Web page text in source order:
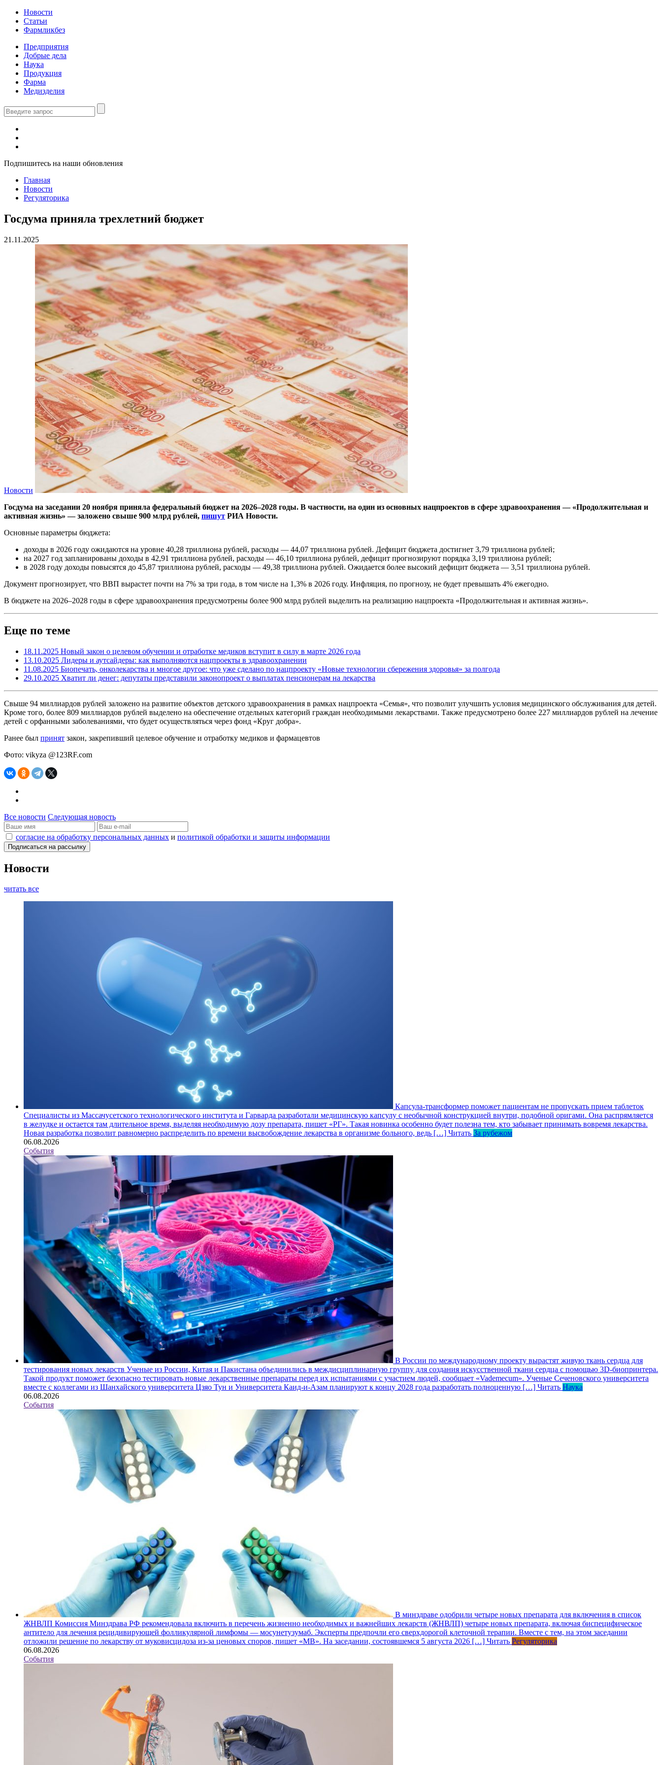
Новости
Статьи
Фармликбез
Предприятия
Добрые дела
Наука
Продукция
Фарма
Медизделия
Подпишитесь на наши обновления
Главная
Новости
Регуляторика
Госдума приняла трехлетний бюджет
21.11.2025
Новости
Госдума на заседании 20 ноября приняла федеральный бюджет на 2026–2028 годы. В частности, на один из основных нацпроектов в сфере здравоохранения — «Продолжительная и
активная жизнь» — заложено свыше 900 млрд рублей, пишут РИА Новости.
Основные параметры бюджета:
доходы в 2026 году ожидаются на уровне 40,28 триллиона рублей, расходы — 44,07 триллиона рублей. Дефицит бюджета достигнет 3,79 триллиона рублей;
на 2027 год запланированы доходы в 42,91 триллиона рублей, расходы — 46,10 триллиона рублей, дефицит прогнозируют порядка 3,19 триллиона рублей;
в 2028 году доходы повысятся до 45,87 триллиона рублей, расходы — 49,38 триллиона рублей. Ожидается более высокий дефицит бюджета — 3,51 триллиона рублей.
Документ прогнозирует, что ВВП вырастет почти на 7% за три года, в том числе на 1,3% в 2026 году. Инфляция, по прогнозу, не будет превышать 4% ежегодно.
В бюджете на 2026–2028 годы в сфере здравоохранения предусмотрены более 900 млрд рублей выделить на реализацию нацпроекта «Продолжительная и активная жизнь».
Еще по теме
18.11.2025 Новый закон о целевом обучении и отработке медиков вступит в силу в марте 2026 года
13.10.2025 Лидеры и аутсайдеры: как выполняются нацпроекты в здравоохранении
11.08.2025 Биопечать, онколекарства и многое другое: что уже сделано по нацпроекту «Новые технологии сбережения здоровья» за полгода
29.10.2025 Хватит ли денег: депутаты представили законопроект о выплатах пенсионерам на лекарства
Свыше 94 миллиардов рублей заложено на развитие объектов детского здравоохранения в рамках нацпроекта «Семья», что позволит улучшить условия медицинского обслуживания для детей.
Кроме того, более 809 миллиардов рублей выделено на обеспечение отдельных категорий граждан необходимыми лекарствами. Также предусмотрено более 227 миллиардов рублей на лечение
детей с орфанными заболеваниями, что будет осуществляться через фонд «Круг добра».
Ранее был принят закон, закрепивший целевое обучение и отработку медиков и фармацевтов
Фото: vikyza @123RF.com
Все новости Следующая новость
согласие на обработку персональных данных и политикой обработки и защиты информации
Новости
читать все
Капсула-трансформер поможет пациентам не пропускать прием таблеток
Специалисты из Массачусетского технологического института и Гарварда разработали медицинскую капсулу с необычной конструкцией внутри, подобной оригами. Она распрямляется
в желудке и остается там длительное время, выделяя необходимую дозу препарата, пишет «РГ». Такая новинка особенно будет полезна тем, кто забывает принимать вовремя лекарства.
Новая разработка позволит равномерно распределить по времени высвобождение лекарства в организме больного, ведь […] Читать За рубежом
06.08.2026
События
В России по международному проекту вырастят живую ткань сердца для
тестирования новых лекарств Ученые из России, Китая и Пакистана объединились в междисциплинарную группу для создания искусственной ткани сердца с помощью 3D-биопринтера.
Такой продукт поможет безопасно тестировать новые лекарственные препараты перед их испытаниями с участием людей, сообщает «Vademecum». Ученые Сеченовского университета
вместе с коллегами из Шанхайского университета Цзяо Тун и Университета Каид-и-Азам планируют к концу 2028 года разработать полноценную […] Читать Наука
06.08.2026
События
В минздраве одобрили четыре новых препарата для включения в список
ЖНВЛП Комиссия Минздрава РФ рекомендовала включить в перечень жизненно необходимых и важнейших лекарств (ЖНВЛП) четыре новых препарата, включая биспецифическое
антитело для лечения рецидивирующей фолликулярной лимфомы — мосунетузумаб. Эксперты предпочли его сверхдорогой клеточной терапии. Вместе с тем, на этом заседании
отложили решение по лекарству от муковисцидоза из-за ценовых споров, пишет «МВ». На заседании, состоявшемся 5 августа 2026 […] Читать Регуляторика
06.08.2026
События